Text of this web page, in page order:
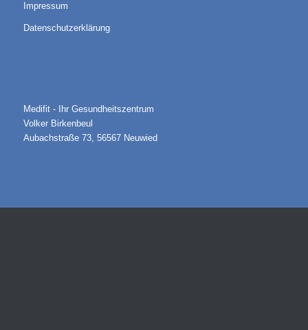
Impressum
Datenschutzerklärung
Medifit - Ihr Gesundheitszentrum
Volker Birkenbeul
Aubachstraße 73, 56567 Neuwied